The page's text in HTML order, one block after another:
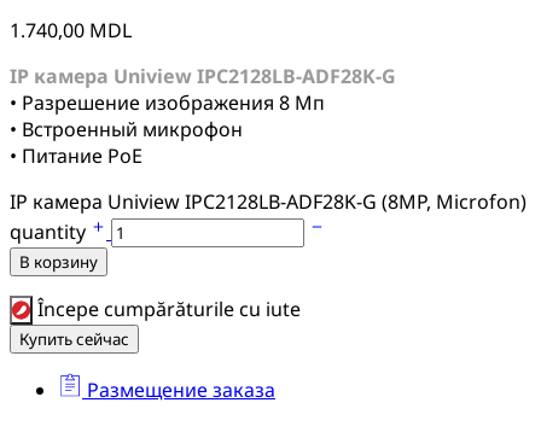
1.740,00 MDL
IP камера Uniview IPC2128LB-ADF28K-G
• Разрешение изображения 8 Мп
• Встроенный микрофон
• Питание PoE
IP камера Uniview IPC2128LB-ADF28K-G (8MP, Microfon)
quantity
В корзину
Începe cumpărăturile cu iute
Купить сейчас
Размещение заказа